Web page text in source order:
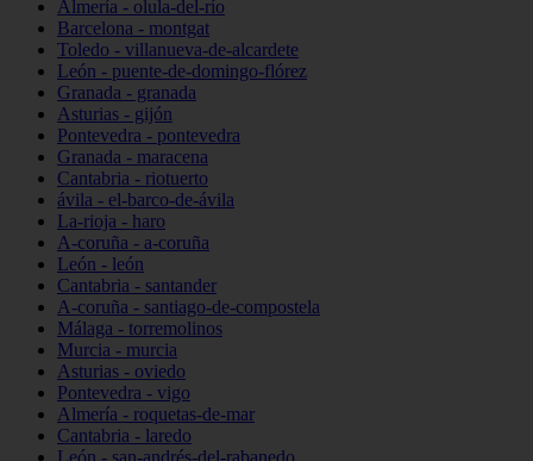
Almería - olula-del-río
Barcelona - montgat
Toledo - villanueva-de-alcardete
León - puente-de-domingo-flórez
Granada - granada
Asturias - gijón
Pontevedra - pontevedra
Granada - maracena
Cantabria - riotuerto
ávila - el-barco-de-ávila
La-rioja - haro
A-coruña - a-coruña
León - león
Cantabria - santander
A-coruña - santiago-de-compostela
Málaga - torremolinos
Murcia - murcia
Asturias - oviedo
Pontevedra - vigo
Almería - roquetas-de-mar
Cantabria - laredo
León - san-andrés-del-rabanedo